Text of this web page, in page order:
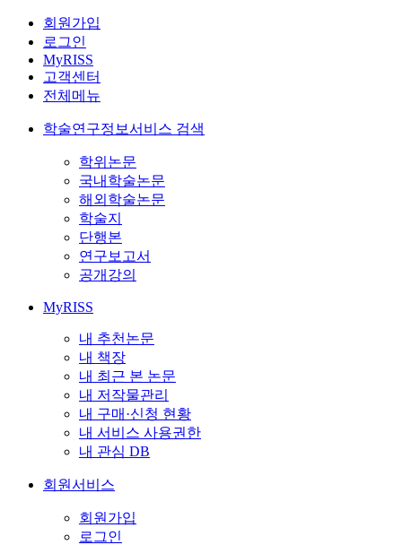
회원가입
로그인
MyRISS
고객센터
전체메뉴
학술연구정보서비스 검색
학위논문
국내학술논문
해외학술논문
학술지
단행본
연구보고서
공개강의
MyRISS
내 추천논문
내 책장
내 최근 본 논문
내 저작물관리
내 구매·신청 현황
내 서비스 사용권한
내 관심 DB
회원서비스
회원가입
로그인